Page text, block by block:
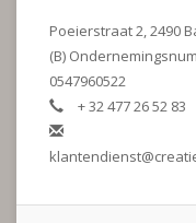
Poeierstraat 2, 2490
(B)
0547960522
+ 32 477 26 52 83